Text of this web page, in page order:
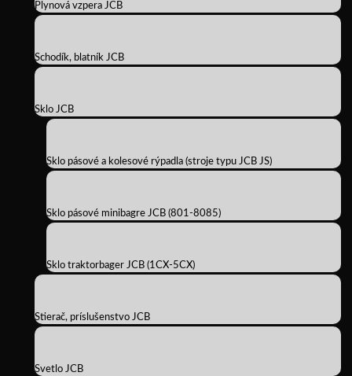
Plynová vzpera JCB
Schodík, blatník JCB
Sklo JCB
Sklo pásové a kolesové rýpadla (stroje typu JCB JS)
Sklo pásové minibagre JCB (801-8085)
Sklo traktorbager JCB (1CX-5CX)
Stierač, príslušenstvo JCB
Svetlo JCB